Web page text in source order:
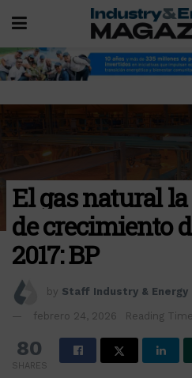
El gas natural
de crecimiento
2017: BP
by Staff Industry & Energy
febrero 24, 2026 Reading
80
SHARES